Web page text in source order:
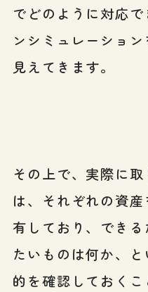
でどのように対応
ンシミュレーショ
見えてきます。
その上で、実際に
は、それぞれの資
有しており、でき
たいものは何か、
的を確認しておく